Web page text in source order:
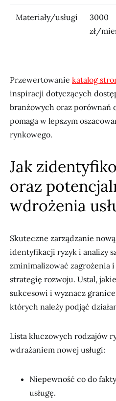
Materiały/usługi
3000
zł/
Przewertowanie katalog
inspiracji dotyczących
branżowych oraz porównań
pomaga w lepszym
rynkowego.
Jak
oraz
wdrożenia
Skuteczne zarządzanie
identyfikacji ryzyk i analizy
zminimalizować zagrożenia
strategię rozwoju. Ustal,
sukcesowi i wyznacz
których należy podjąć
Lista kluczowych rodzajów
wdrażaniem nowej usługi:
Niepewność co do
usługę.